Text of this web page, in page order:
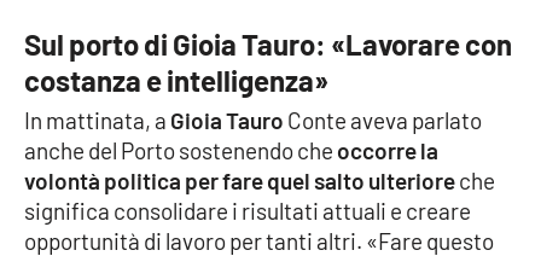
Sul porto di Gioia Tauro: «Lavorare con
costanza e intelligenza»
In mattinata, a Gioia Tauro Conte aveva parlato
anche del Porto sostenendo che occorre la
volontà politica per fare quel salto ulterioreche
significa consolidare i risultati attuali e creare
opportunità di lavoro per tanti altri. «Fare questo